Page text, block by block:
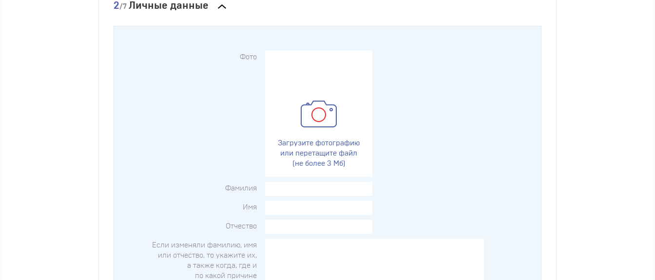
2/7 Личные данные
Фото
Загрузите фотографию
или перетащите файл
(не более 3 Мб)
Фамилия
Имя
Отчество
Если изменяли фамилию, имя
или отчество, то укажите их,
а также когда, где и
по какой причине